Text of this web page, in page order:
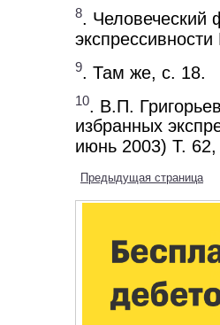
8. Человеческий
9. Там же, с. 18.
10
. В.П.
избранных
июнь 2003) Т.
Предыдущая страница